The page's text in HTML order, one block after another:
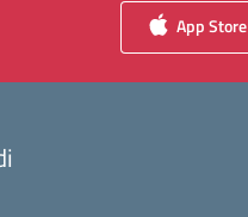
App Store